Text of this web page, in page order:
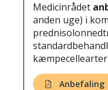
Medicinrådet
anden uge) i
Anbefaling